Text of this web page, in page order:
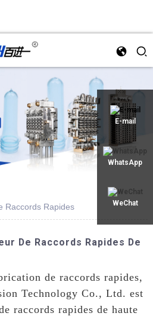
E-mail
WhatsApp
WeChat
Raccords Rapides
De Raccords Rapides De
de raccords rapides,
Technology Co., Ltd. est
raccords rapides de haute